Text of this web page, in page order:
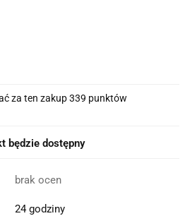
za ten zakup 339 punktów
będzie dostępny
brak ocen
24 godziny